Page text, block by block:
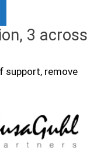
3 across
support, remove